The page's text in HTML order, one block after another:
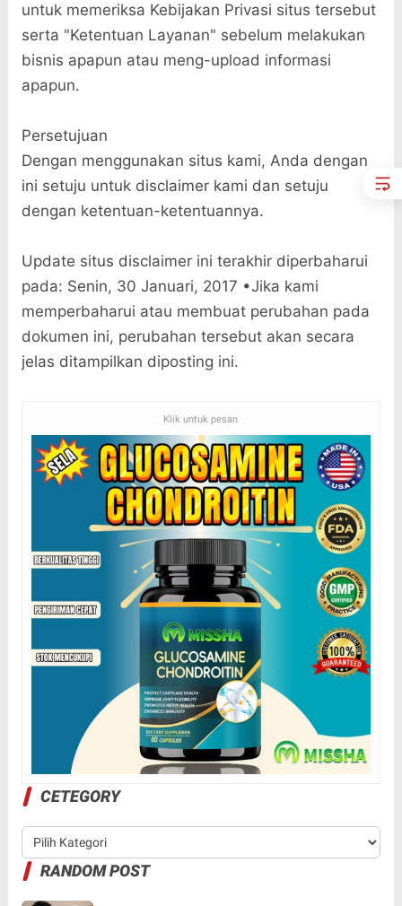
untuk memeriksa Kebijakan Privasi situs tersebut
serta "Ketentuan Layanan" sebelum melakukan
bisnis apapun atau meng-upload informasi
apapun.
Persetujuan
Dengan menggunakan situs kami, Anda dengan
ini setuju untuk disclaimer kami dan setuju
dengan ketentuan-ketentuannya.
Update situs disclaimer ini terakhir diperbaharui
pada: Senin, 30 Januari, 2017 •Jika kami
memperbaharui atau membuat perubahan pada
dokumen ini, perubahan tersebut akan secara
jelas ditampilkan diposting ini.
Klik untuk pesan
CETEGORY
RANDOM POST